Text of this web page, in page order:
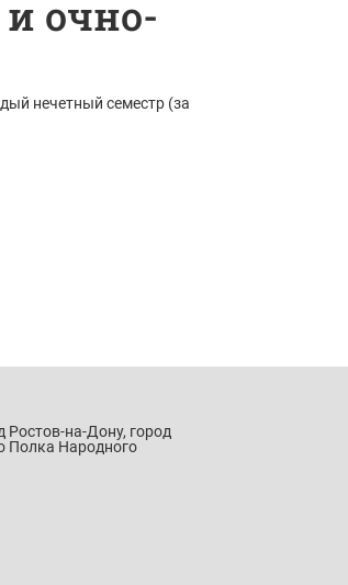
очно-
нечетный семестр (за
Ростов-на-Дону, город
Полка Народного